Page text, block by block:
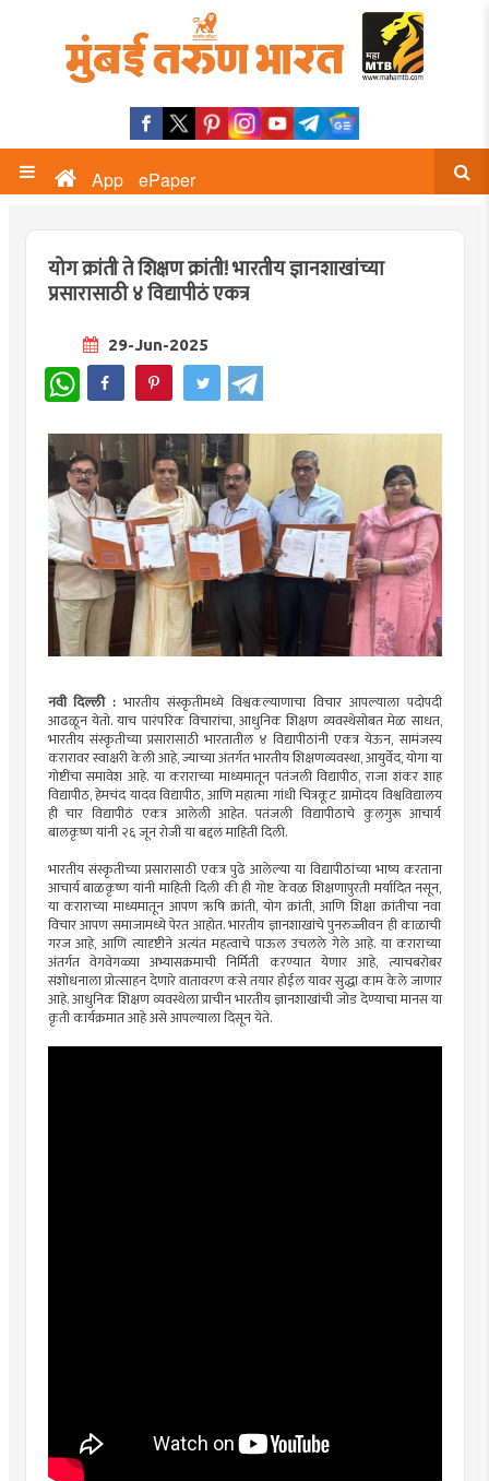
App ePaper
योग क्रांती ते शिक्षण क्रांती! भारतीय ज्ञानशाखांच्या
प्रसारासाठी ४ विद्यापीठं एकत्र
29-Jun-2025
WhatsApp
नवी दिल्ली : भारतीय संस्कृतीमध्ये विश्वकल्याणाचा विचार आपल्याला पदोपदी
आढळून येतो. याच पारंपरिक विचारांचा, आधुनिक शिक्षण व्यवस्थेसोबत मेळ साधत,
भारतीय संस्कृतीच्या प्रसारासाठी भारतातील ४ विद्यापीठांनी एकत्र येऊन, सामंजस्य
करारावर स्वाक्षरी केली आहे, ज्याच्या अंतर्गत भारतीय शिक्षणव्यवस्था, आयुर्वेद, योगा या
गोष्टींचा समावेश आहे. या कराराच्या माध्यमातून पतंजली विद्यापीठ, राजा शंकर शाह
विद्यापीठ, हेमचंद यादव विद्यापीठ, आणि महात्मा गांधी चित्रकूट ग्रामोदय विश्वविद्यालय
ही चार विद्यापीठं एकत्र आलेली आहेत. पतंजली विद्यापीठाचे कुलगुरू आचार्य
बालकृष्ण यांनी २६ जून रोजी या बद्दल माहिती दिली.
भारतीय संस्कृतीच्या प्रसारासाठी एकत्र पुढे आलेल्या या विद्यापीठांच्या भाष्य करताना
आचार्य बाळकृष्ण यांनी माहिती दिली की ही गोष्ट केवळ शिक्षणापुरती मर्यादित नसून,
या कराराच्या माध्यमातून आपण ऋषि क्रांती, योग क्रांती, आणि शिक्षा क्रांतीचा नवा
विचार आपण समाजामध्ये पेरत आहोत. भारतीय ज्ञानशाखांचे पुनरुज्जीवन ही काळाची
गरज आहे, आणि त्यादृष्टीने अत्यंत महत्वाचे पाऊल उचलले गेले आहे. या कराराच्या
अंतर्गत वेगवेगळ्या अभ्यासक्रमाची निर्मिती करण्यात येणार आहे, त्याचबरोबर
संशोधनाला प्रोत्साहन देणारे वातावरण कसे तयार होईल यावर सुद्धा काम केले जाणार
आहे. आधुनिक शिक्षण व्यवस्थेला प्राचीन भारतीय ज्ञानशाखांची जोड देण्याचा मानस या
कृती कार्यक्रमात आहे असे आपल्याला दिसून येते.